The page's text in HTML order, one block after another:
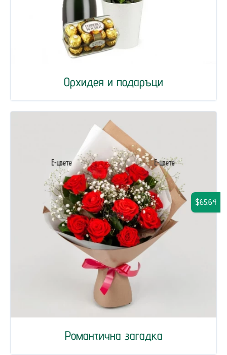
Орхидея и подаръци
Романтична загадка
$65.64